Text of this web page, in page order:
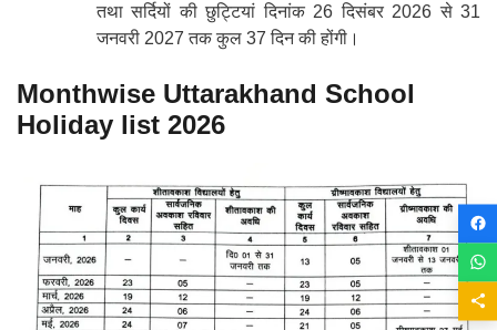
तथा सर्दियों की छुट्टियां दिनांक 26 दिसंबर 2026 से 31
जनवरी 2027 तक कुल 37 दिन की होंगी।
Monthwise Uttarakhand School
Holiday list 2026